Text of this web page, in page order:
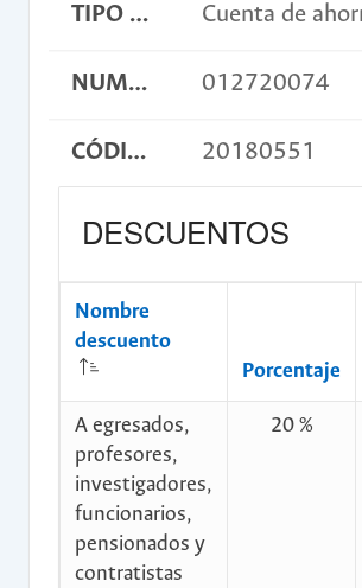
TIPO DE CUENTA Cuenta de
NUMERO DE CUENTA 012720074
CÓDIGO DE CONSIGNACIÓN 20180551
DESCUENTOS
Nombre
descuento
Porcentaje
A egresados,
profesores,
investigadores,
funcionarios,
pensionados y
contratistas
20 %